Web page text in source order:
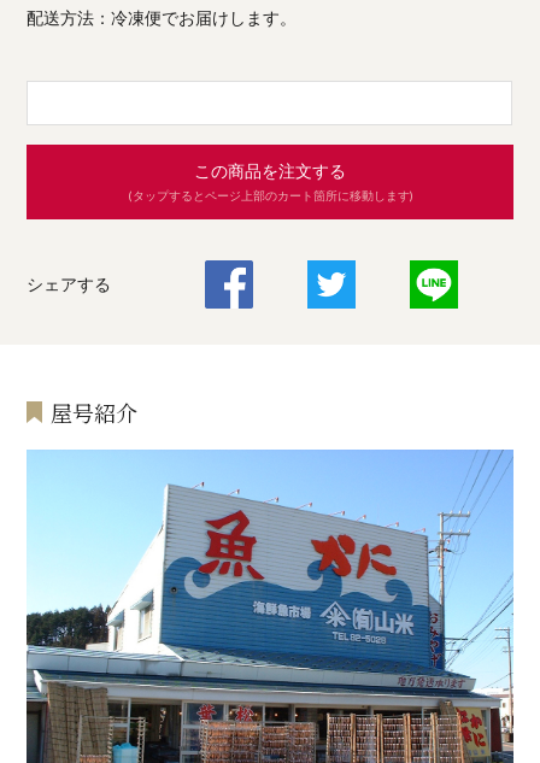
配送方法：冷凍便でお届けします。
この商品を注文する
(タップするとページ上部のカート箇所に移動します)
シェアする
屋号紹介